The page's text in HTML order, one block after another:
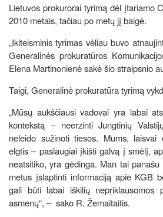
Lietuvos prokurorai tyrimą dėl įtariamo
2010 metais, tačiau po metų jį baigė.
„Ikiteisminis tyrimas vėliau buvo
Generalinės prokuratūros
Elena Martinonienė sakė šio straipsnio
Taigi, Generalinė prokuratūra tyrimą
„Mūsų aukščiausi vadovai yra labai
kontekstą – neerzinti Jungtinių
neleido sužinoti tiesos. Mums, laisvai
elgtis – paslaugiai įkišti galvą į smėlį,
neatsitiko, yra gėdinga. Man tai
metus įslaptinti informaciją apie KGB
gali būti labai iškilių nepriklausomos
asmenų“, – sako R. Žemaitaitis.